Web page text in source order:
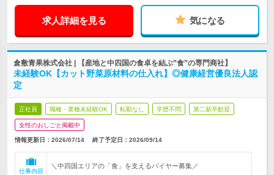
求人詳細を見る 気になる
倉敷青果株式会社 | 【産地と中四国の食卓を結ぶ”食”の専門商社】
未経験OK【カット野菜原材料の仕入れ】◎健康経営優良法人認
定
正社員 職種・業種未経験OK 転勤なし 学歴不問 第二新卒歓迎
女性のおしごと掲載中
情報更新日：2026/07/14 終了予定日： 2026/09/14
仕事内容
＼中四国エリアの「食」を支えるバイヤー募集／